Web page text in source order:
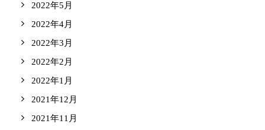
2022年5月
2022年4月
2022年3月
2022年2月
2022年1月
2021年12月
2021年11月